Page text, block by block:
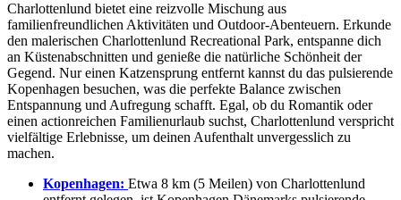
Charlottenlund bietet eine reizvolle Mischung aus
familienfreundlichen Aktivitäten und Outdoor-Abenteuern. Erkunde
den malerischen Charlottenlund Recreational Park, entspanne dich
an Küstenabschnitten und genieße die natürliche Schönheit der
Gegend. Nur einen Katzensprung entfernt kannst du das pulsierende
Kopenhagen besuchen, was die perfekte Balance zwischen
Entspannung und Aufregung schafft. Egal, ob du Romantik oder
einen actionreichen Familienurlaub suchst, Charlottenlund verspricht
vielfältige Erlebnisse, um deinen Aufenthalt unvergesslich zu
machen.
Kopenhagen: Etwa 8 km (5 Meilen) von Charlottenlund